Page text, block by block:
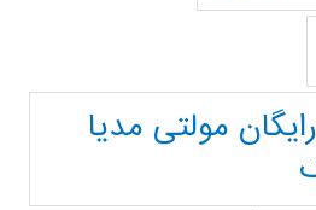
مولتی مدیا